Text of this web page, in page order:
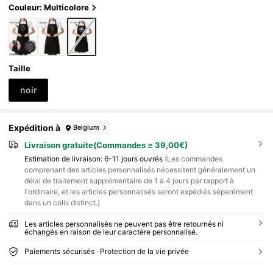
s, la Fête des enfants, la Fête des pères, les remise
s de diplômes, les mariages, Noël, pendaison de cr
émaillère, harmonie à la maison
Couleur: Multicolore
Taille
noir
Expédition à Belgium
Livraison gratuite(Commandes ≥ 39,00€)
Estimation de livraison: 6-11 jours ouvrés (Les commandes
comprenant des articles personnalisés nécessitent généralement un
délai de traitement supplémentaire de 1 à 4 jours par rapport à
l'ordinaire, et les articles personnalisés seront expédiés séparément
dans un colis distinct.)
Les articles personnalisés ne peuvent pas être retournés ni
échangés en raison de leur caractère personnalisé.
Paiements sécurisés · Protection de la vie privée